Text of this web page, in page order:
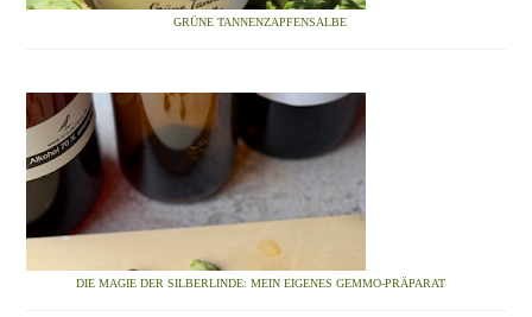
GRÜNE TANNENZAPFENSALBE
DIE MAGIE DER SILBERLINDE: MEIN EIGENES GEMMO-PRÄPARAT